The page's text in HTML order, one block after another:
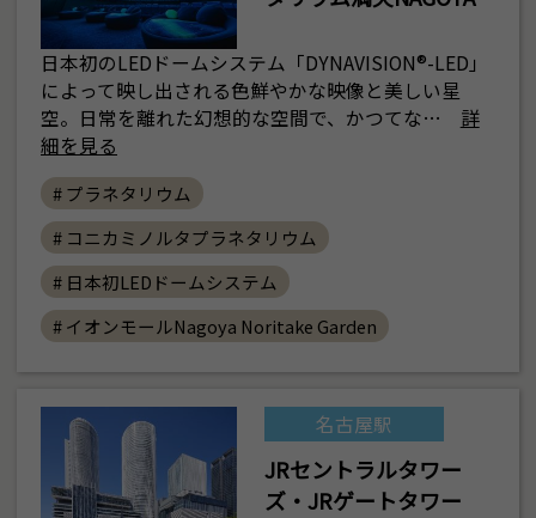
日本初のLEDドームシステム「DYNAVISION®-LED」
によって映し出される色鮮やかな映像と美しい星
空。日常を離れた幻想的な空間で、かつてな…
詳
細を見る
# プラネタリウム
# コニカミノルタプラネタリウム
# 日本初LEDドームシステム
# イオンモールNagoya Noritake Garden
名古屋駅
JRセントラルタワー
ズ・JRゲートタワー